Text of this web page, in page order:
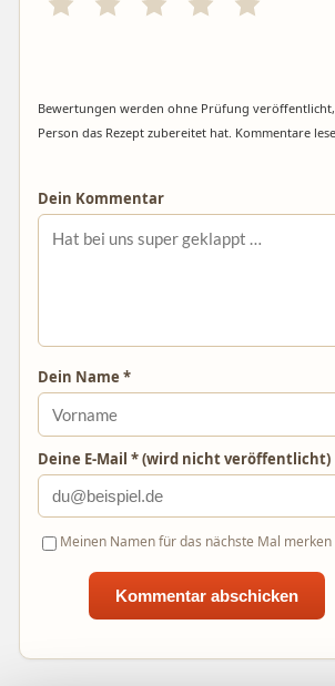
Bewertungen werden ohne Prüfung
Person das Rezept zubereitet hat. Kommentare
Dein Kommentar
Dein Name *
Deine E-Mail * (wird nicht veröffentlicht)
Meinen Namen für das nächste Mal merken